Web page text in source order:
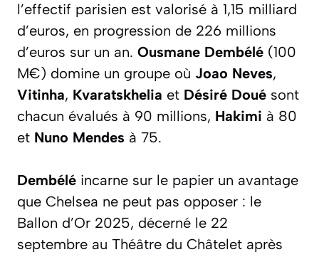
l’effectif parisien est valorisé à 1,15 milliard
d’euros, en progression de 226 millions
d’euros sur un an. Ousmane Dembélé (100
M€) domine un groupe où Joao Neves,
Vitinha, Kvaratskhelia et Désiré Doué sont
chacun évalués à 90 millions, Hakimi à 80
et Nuno Mendes à 75.
Dembélé incarne sur le papier un avantage
que Chelsea ne peut pas opposer : le
Ballon d’Or 2025, décerné le 22
septembre au Théâtre du Châtelet après